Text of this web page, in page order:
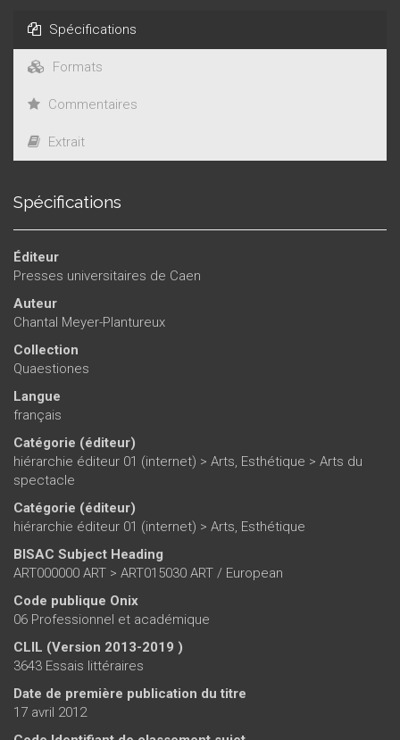
Spécifications
Formats
Commentaires
Extrait
Spécifications
Éditeur
Presses universitaires de Caen
Auteur
Chantal Meyer-Plantureux
Collection
Quaestiones
Langue
français
Catégorie (éditeur)
hiérarchie éditeur 01 (internet) > Arts, Esthétique > Arts du
spectacle
Catégorie (éditeur)
hiérarchie éditeur 01 (internet) > Arts, Esthétique
BISAC Subject Heading
ART000000 ART > ART015030 ART / European
Code publique Onix
06 Professionnel et académique
CLIL (Version 2013-2019 )
3643 Essais littéraires
Date de première publication du titre
17 avril 2012